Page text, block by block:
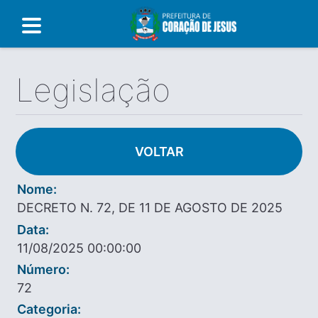
Legislação
VOLTAR
Nome:
DECRETO N. 72, DE 11 DE AGOSTO DE 2025
Data:
11/08/2025 00:00:00
Número:
72
Categoria: